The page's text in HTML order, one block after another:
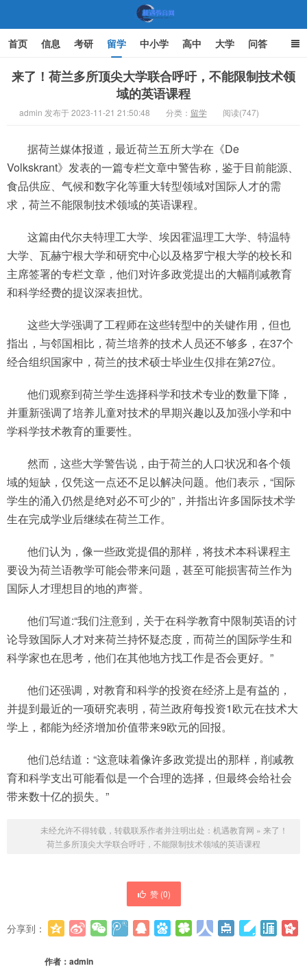
机遇教育网
首页 信息 考研 留学 中小学 高中 大学 问答
文化 家庭教育
来了！荷兰多所顶尖大学联合呼吁，不能限制技术领
域的英语课程
admin 发布于 2023-11-21 21:50:48 分类： 留学 阅读(747)
据荷兰媒体报道，最近荷兰五所大学在《De
Volkskrant》发表的一篇专栏文章中警告称，鉴于目前能源、
食品供应、气候和数字化等重大转型领域对国际人才的需
求，荷兰不能限制技术领域的英语课程。
这篇由代尔夫特理工大学、埃因霍温理工大学、特温特
大学、瓦赫宁根大学和研究中心以及格罗宁根大学的校长和
主席签署的专栏文章，他们对许多政党提出的大幅削减教育
和科学经费的提议深表担忧。
这些大学强调了工程师在这些转型中的关键作用，但也
指出，与邻国相比，荷兰培养的技术人员还不够多，在37个
经合组织国家中，荷兰的技术硕士毕业生仅排在第27位。
他们观察到荷兰学生选择科学和技术专业的数量下降，
并重新强调了培养儿童对技术的早期兴趣以及加强小学和中
学科学技术教育的重要性。
然而，这些大学警告说，由于荷兰的人口状况和各个领
域的短缺，仅凭这一点还不足以解决问题。他们表示，“国际
学生的涌入仍然是绝对必不可少的”，并指出许多国际技术学
生在完成学业后继续在荷兰工作。
他们认为，像一些政党提倡的那样，将技术本科课程主
要设为荷兰语教学可能会带来问题，甚至可能损害荷兰作为
国际人才理想目的地的声誉。
他们写道:“我们注意到，关于在科学教育中限制英语的讨
论导致国际人才对来荷兰持怀疑态度，而荷兰的国际学生和
科学家也在思考，他们在其他地方找工作是否会更好。”
他们还强调，对教育和科学的投资在经济上是有益的，
并提到最近的一项研究表明，荷兰政府每投资1欧元在技术大
学上，都能为经济增加价值带来9欧元的回报。
他们总结道：“这意味着像许多政党提出的那样，削减教
育和科学支出可能看似是一个合理的选择，但最终会给社会
带来数十亿的损失。”
未经允许不得转载，转载联系作者并注明出处： 机遇教育网 » 来了！
荷兰多所顶尖大学联合呼吁，不能限制技术领域的英语课程
赞 (0)
分享到：
作者： admin